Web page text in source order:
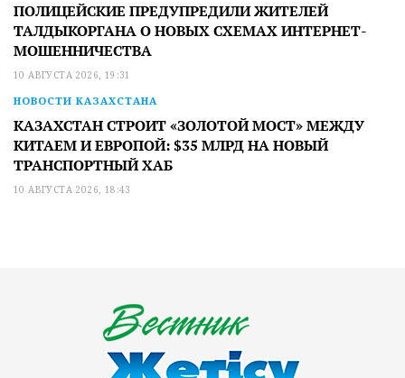
ПОЛИЦЕЙСКИЕ ПРЕДУПРЕДИЛИ ЖИТЕЛЕЙ
ТАЛДЫКОРГАНА О НОВЫХ СХЕМАХ ИНТЕРНЕТ-
МОШЕННИЧЕСТВА
10 АВГУСТА 2026, 19:31
НОВОСТИ КАЗАХСТАНА
КАЗАХСТАН СТРОИТ «ЗОЛОТОЙ МОСТ» МЕЖДУ
КИТАЕМ И ЕВРОПОЙ: $35 МЛРД НА НОВЫЙ
ТРАНСПОРТНЫЙ ХАБ
10 АВГУСТА 2026, 18:43